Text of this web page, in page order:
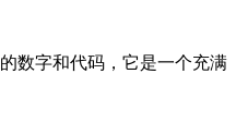
数字和代码，它是一个充满